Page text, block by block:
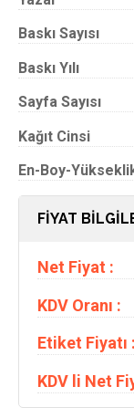
Baskı Sayısı
Baskı Yılı
Sayfa Sayısı
Kağıt Cinsi
En-Boy-
FİYAT
Net Fiyat :
KDV Oranı :
Etiket Fiyatı :
KDV li Net